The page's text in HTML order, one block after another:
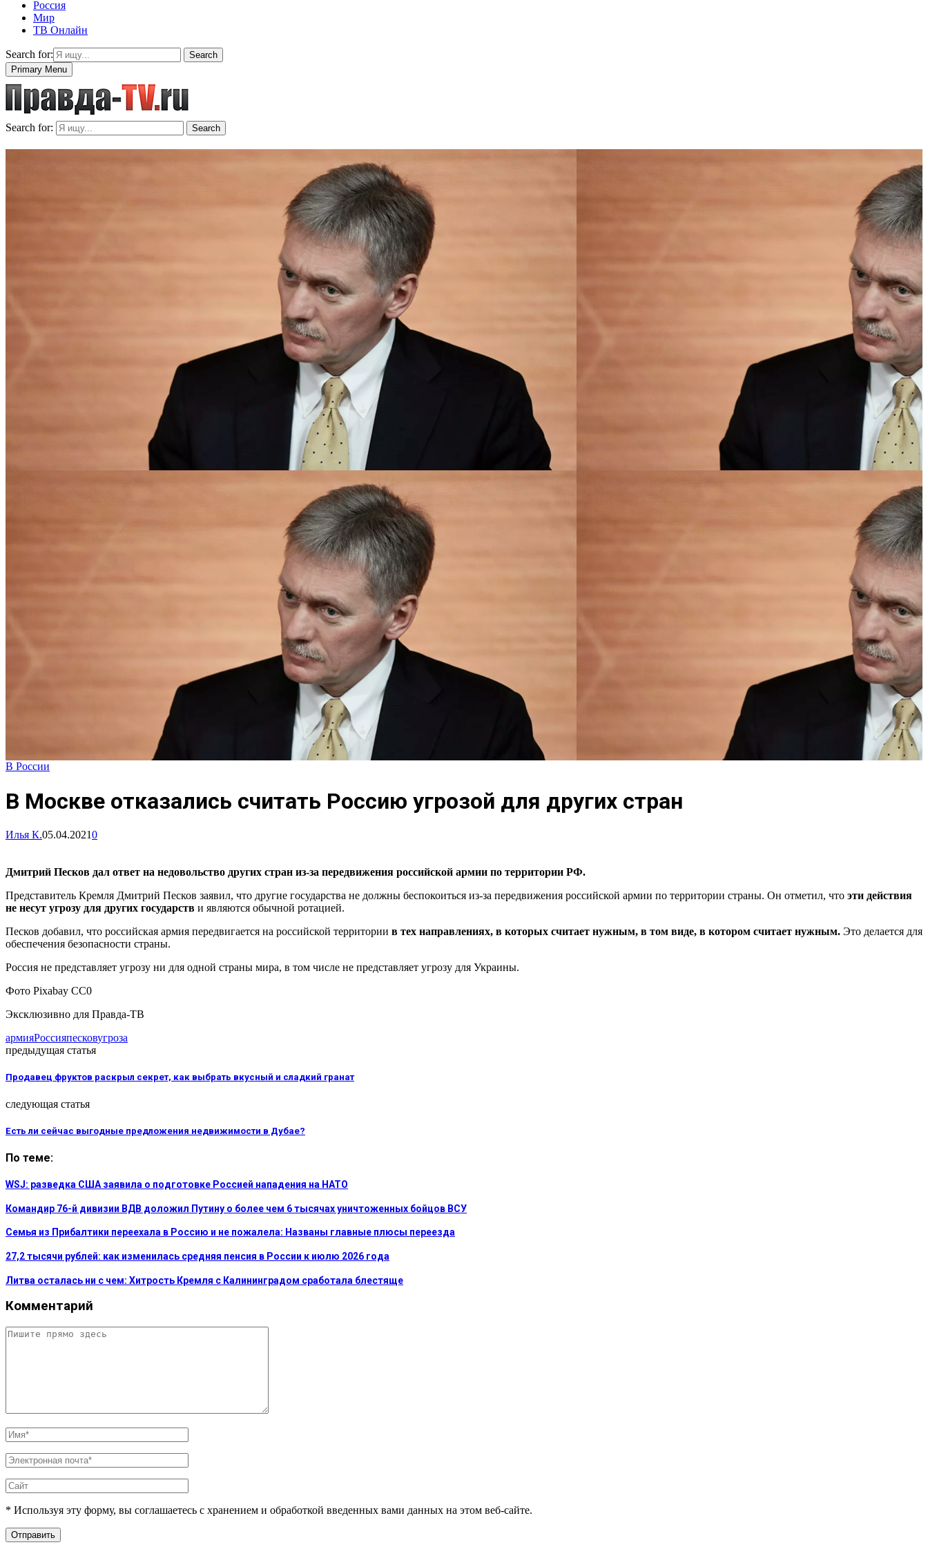
Россия
Мир
ТВ Онлайн
Search for:
Search
Primary Menu
Search for: Search
В России
В Москве отказались считать Россию угрозой для других стран
Илья К.05.04.20210
Дмитрий Песков дал ответ на недовольство других стран из-за передвижения российской армии по территории РФ.
Представитель Кремля Дмитрий Песков заявил, что другие государства не должны беспокоиться из-за передвижения российской армии по территории страны. Он отметил, что эти действия
не несут угрозу для других государств и являются обычной ротацией.
Песков добавил, что российская армия передвигается на российской территории в тех направлениях, в которых считает нужным, в том виде, в котором считает нужным. Это делается для
обеспечения безопасности страны.
Россия не представляет угрозу ни для одной страны мира, в том числе не представляет угрозу для Украины.
Фото Pixabay CC0
Эксклюзивно для Правда-ТВ
армияРоссияпесковугроза
предыдущая статья
Продавец фруктов раскрыл секрет, как выбрать вкусный и сладкий гранат
следующая статья
Есть ли сейчас выгодные предложения недвижимости в Дубае?
По теме:
WSJ: разведка США заявила о подготовке Россией нападения на НАТО
Командир 76-й дивизии ВДВ доложил Путину о более чем 6 тысячах уничтоженных бойцов ВСУ
Семья из Прибалтики переехала в Россию и не пожалела: Названы главные плюсы переезда
27,2 тысячи рублей: как изменилась средняя пенсия в России к июлю 2026 года
Литва осталась ни с чем: Хитрость Кремля с Калининградом сработала блестяще
Комментарий
* Используя эту форму, вы соглашаетесь с хранением и обработкой введенных вами данных на этом веб-сайте.